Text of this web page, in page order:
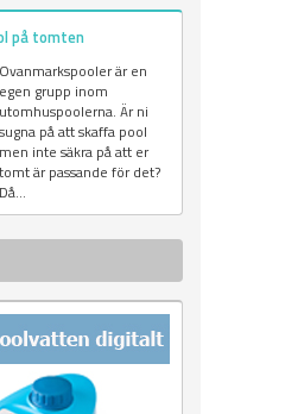
på tomten
Ovanmarkspooler är en
egen grupp inom
utomhuspoolerna. Är ni
sugna på att skaffa pool
men inte säkra på att er
tomt är passande för det?
Då...